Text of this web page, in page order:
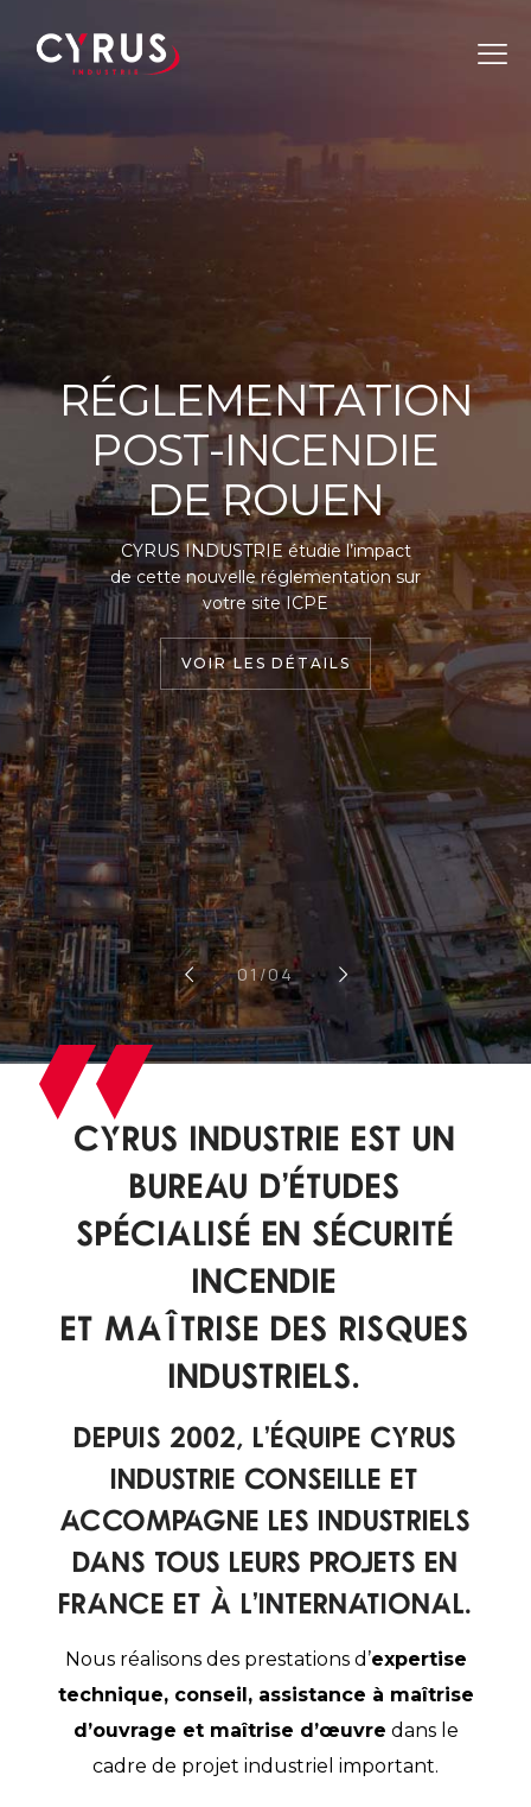
02/04
RÉGLEMENTATION
POST-INCENDIE
DE ROUEN
CYRUS INDUSTRIE étudie l’impact
de cette nouvelle réglementation sur
votre site ICPE
VOIR LES DÉTAILS
CYRUS INDUSTRIE est un
bureau d’études
spécialisé en sécurité
incendie
et maîtrise des risques
industriels.
Depuis 2002, l’équipe CYRUS
INDUSTRIE conseille et
accompagne les industriels
dans tous leurs projets en
France et à l’international.
Nous réalisons des prestations d’expertise
technique, conseil, assistance à maîtrise
d’ouvrage et maîtrise d’œuvre dans le
cadre de projet industriel important.